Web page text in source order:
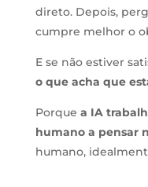
direto. Depois,
cumpre melhor o
E se não estiver
o que acha que
Porque a IA
humano a pensar
humano,